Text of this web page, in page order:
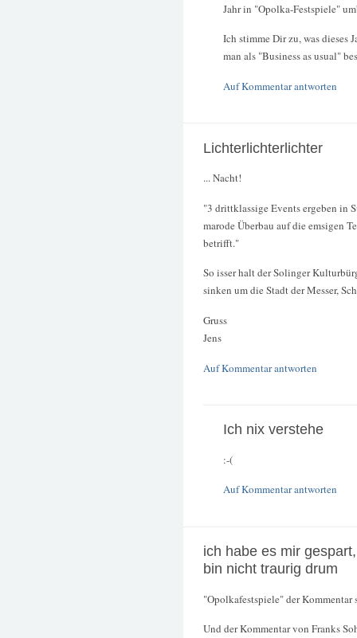
Jahr in "Opolka-Festspiele"
Ich stimme Dir zu, was dieses
man als "Business as usual"
Auf Kommentar antworten
Lichterlichterlichter
... Nacht!
"3 drittklassige Events ergeben in
marode Überbau auf die emsigen
betrifft."
So isser halt der Solinger
sinken um die Stadt der Messer,
Gruss
Jens
Auf Kommentar antworten
Ich nix verstehe
:-(
Auf Kommentar antworten
ich habe es mir
bin nicht traurig drum
"Opolkafestspiele" der Kommentar
Und der Kommentar von Franks